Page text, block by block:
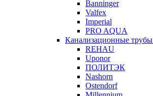
Banninger
Valfex
Imperial
PRO AQUA
Канализационные трубы
REHAU
Uponor
ПОЛИТЭК
Nashorn
Ostendorf